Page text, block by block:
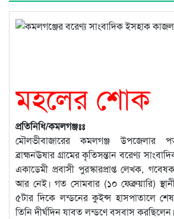
মহলের শোক
প্রতিনিধি/কমলগঞ্জঃঃ
মৌলভীবাজারের কমলগঞ্জ উপজেলার
ব্রাহ্মনঊষার গ্রামের কৃতিসন্তান বরেণ্য
একাডেমী প্রবাসী পুরস্কারপ্রাপ্ত লেখক,
আর নেই। গত সোমবার (১০ ফেব্রুয়ারি)
৫টার দিকে লন্ডনের কুইন্স হাসপাতালে
তিনি দীর্ঘদিন যাবত লন্ডণে বসবাস করছিলেন।